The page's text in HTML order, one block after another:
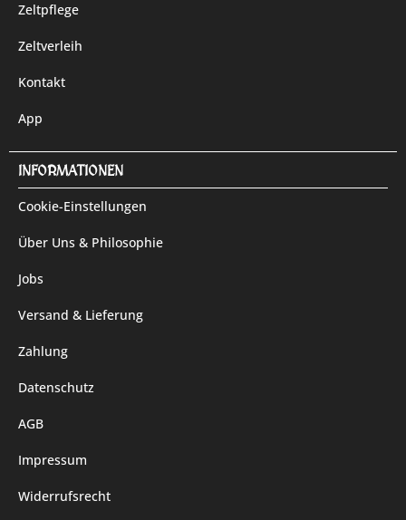
Zeltpflege
Zeltverleih
Kontakt
App
INFORMATIONEN
Cookie-Einstellungen
Über Uns & Philosophie
Jobs
Versand & Lieferung
Zahlung
Datenschutz
AGB
Impressum
Widerrufsrecht